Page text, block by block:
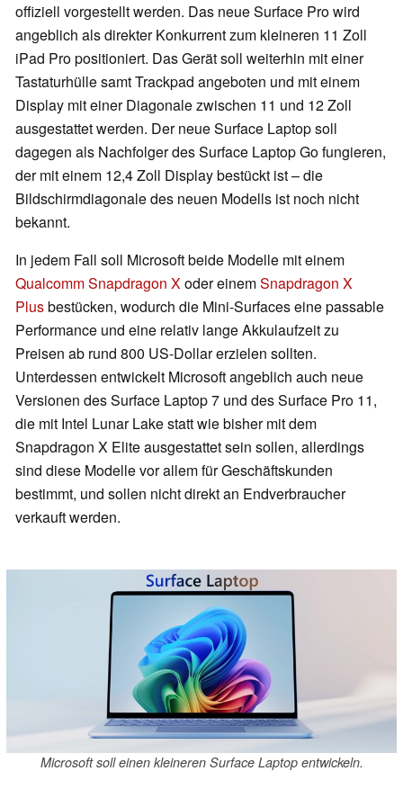
offiziell vorgestellt werden. Das neue Surface Pro wird
angeblich als direkter Konkurrent zum kleineren 11 Zoll
iPad Pro positioniert. Das Gerät soll weiterhin mit einer
Tastaturhülle samt Trackpad angeboten und mit einem
Display mit einer Diagonale zwischen 11 und 12 Zoll
ausgestattet werden. Der neue Surface Laptop soll
dagegen als Nachfolger des Surface Laptop Go fungieren,
der mit einem 12,4 Zoll Display bestückt ist – die
Bildschirmdiagonale des neuen Modells ist noch nicht
bekannt.
In jedem Fall soll Microsoft beide Modelle mit einem
Qualcomm Snapdragon Xoder einemSnapdragon X
Plusbestücken, wodurch die Mini-Surfaces eine passable
Performance und eine relativ lange Akkulaufzeit zu
Preisen ab rund 800 US-Dollar erzielen sollten.
Unterdessen entwickelt Microsoft angeblich auch neue
Versionen des Surface Laptop 7 und des Surface Pro 11,
die mit Intel Lunar Lake statt wie bisher mit dem
Snapdragon X Elite ausgestattet sein sollen, allerdings
sind diese Modelle vor allem für Geschäftskunden
bestimmt, und sollen nicht direkt an Endverbraucher
verkauft werden.
Microsoft soll einen kleineren Surface Laptop entwickeln.